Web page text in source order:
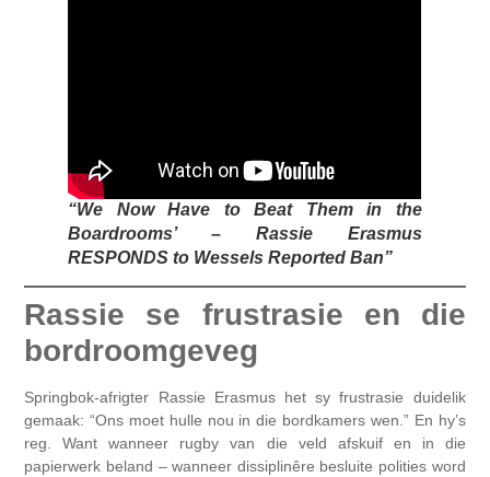
“We Now Have to Beat Them in the
Boardrooms’ – Rassie Erasmus
RESPONDS to Wessels Reported Ban”
Rassie se frustrasie en die
bordroomgeveg
Springbok-afrigter Rassie Erasmus het sy frustrasie duidelik
gemaak: “Ons moet hulle nou in die bordkamers wen.” En hy’s
reg. Want wanneer rugby van die veld afskuif en in die
papierwerk beland – wanneer dissiplinêre besluite polities word